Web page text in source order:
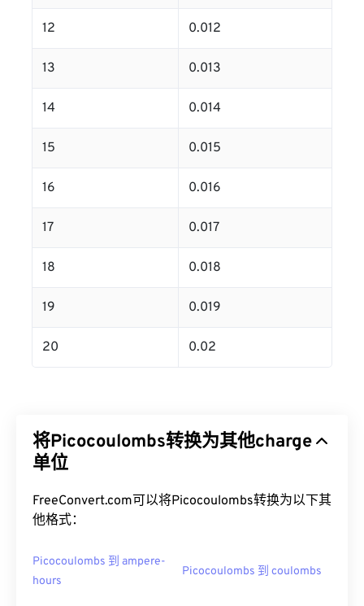
12 0.012
13 0.013
14 0.014
15 0.015
16 0.016
17 0.017
18 0.018
19 0.019
20 0.02
将Picocoulombs转换为其他charge
单位
FreeConvert.com可以将Picocoulombs转换为以下其
他格式：
Picocoulombs 到 ampere-
hours
Picocoulombs 到 coulombs